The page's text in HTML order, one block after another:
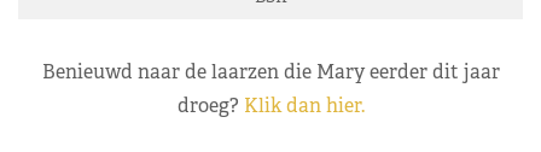
Benieuwd naar de laarzen die Mary eerder dit jaar
droeg? Klik dan hier.